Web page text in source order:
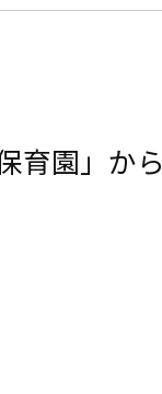
育園」から